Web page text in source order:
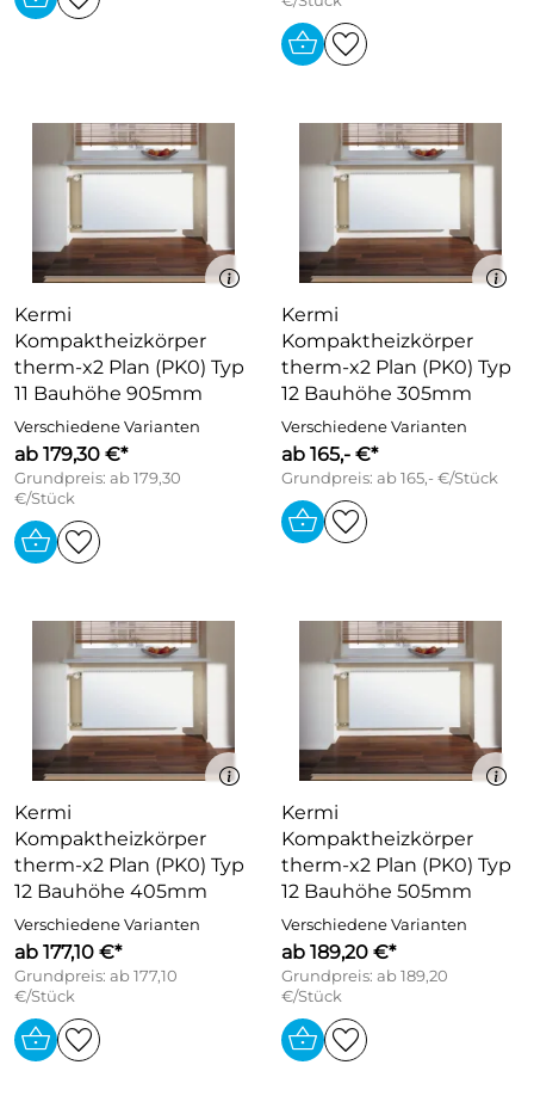
Kermi
Kompaktheizkörper
therm-x2 Plan (PK0) Typ
11 Bauhöhe 905mm
Verschiedene Varianten
ab 179,30 €*
Grundpreis: ab 179,30
€/Stück
Kermi
Kompaktheizkörper
therm-x2 Plan (PK0) Typ
12 Bauhöhe 305mm
Verschiedene Varianten
ab 165,- €*
Grundpreis: ab 165,- €/Stück
Kermi
Kompaktheizkörper
therm-x2 Plan (PK0) Typ
12 Bauhöhe 405mm
Verschiedene Varianten
ab 177,10 €*
Grundpreis: ab 177,10
€/Stück
Kermi
Kompaktheizkörper
therm-x2 Plan (PK0) Typ
12 Bauhöhe 505mm
Verschiedene Varianten
ab 189,20 €*
Grundpreis: ab 189,20
€/Stück